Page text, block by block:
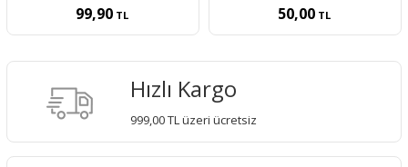
99,90TL 50,00TL
Hızlı Kargo
999,00 TL üzeri ücretsiz